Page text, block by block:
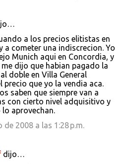
a los precios elitistas en
a cometer una indiscrecion. Yo
Munich aqui en Concordia, y
dijo que habian pagado la
doble en Villa General
precio que yo la vendia aca.
saben que siempre van a
con cierto nivel adquisitivo y
aprovechan.
de 2008 a las 1:28 p.m.
dijo…